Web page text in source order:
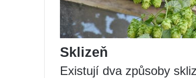
Sklizeň
Existují dva způsoby